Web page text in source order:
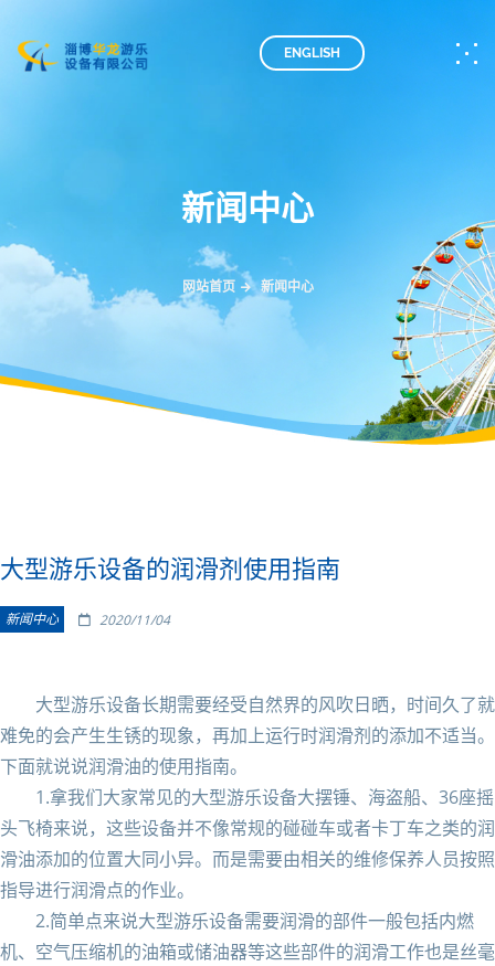
ENGLISH
新闻中心
网站首页 新闻中心
大型游乐设备的润滑剂使用指南
新闻中心 2020/11/04
大型游乐设备长期需要经受自然界的风吹日晒，时间久了就
难免的会产生生锈的现象，再加上运行时润滑剂的添加不适当。
下面就说说润滑油的使用指南。
1.拿我们大家常见的大型游乐设备大摆锤、海盗船、36座摇
头飞椅来说，这些设备并不像常规的碰碰车或者卡丁车之类的润
滑油添加的位置大同小异。而是需要由相关的维修保养人员按照
指导进行润滑点的作业。
2.简单点来说大型游乐设备需要润滑的部件一般包括内燃
机、空气压缩机的油箱或储油器等这些部件的润滑工作也是丝毫